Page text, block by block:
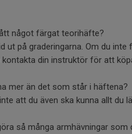
något färgat teorihäfte?
ut på graderingarna. Om du
din instruktör för att
mer än det som står i häftena?
att du även ska kunna allt du
så många armhävningar